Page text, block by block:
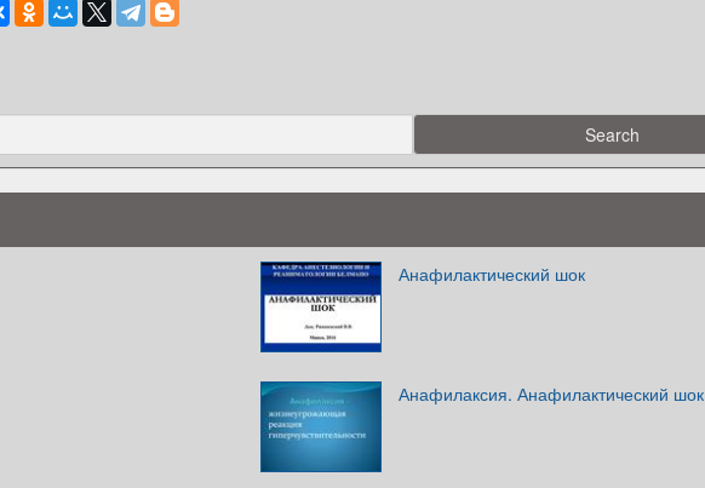
Анафилактический шок
Анафилаксия. Анафилактический шок